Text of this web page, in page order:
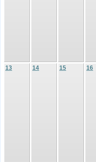
13 14 15 16